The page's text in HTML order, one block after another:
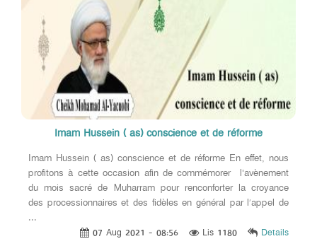
Imam Hussein ( as) conscience et de réforme
Imam Hussein ( as) conscience et de réforme En effet, nous
profitons à cette occasion afin de commémorer l'avènement
du mois sacré de Muharram pour renconforter la croyance
des processionnaires et des fidèles en général par l’appel de
...
07 Aug 2021 - 08:56 Lis 1180 Details